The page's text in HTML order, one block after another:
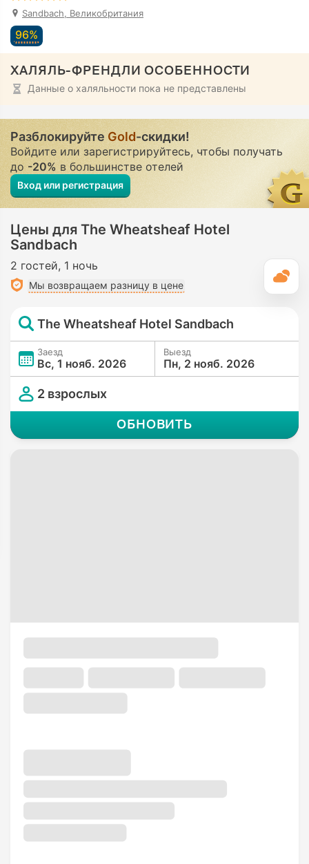
Sandbach, Великобритания
96%
ХАЛЯЛЬ-ФРЕНДЛИ ОСОБЕННОСТИ
Данные о халяльности пока не представлены
Разблокируйте Gold-скидки!
Войдите или зарегистрируйтесь, чтобы получать
до -20% в большинстве отелей
Вход или регистрация
Цены для The Wheatsheaf Hotel
Sandbach
2 гостей 1 ночь
Мы возвращаем разницу в цене
The Wheatsheaf Hotel Sandbach
Заезд
Вс, 1 нояб. 2026
Выезд
Пн, 2 нояб. 2026
2 взрослых
ОБНОВИТЬ